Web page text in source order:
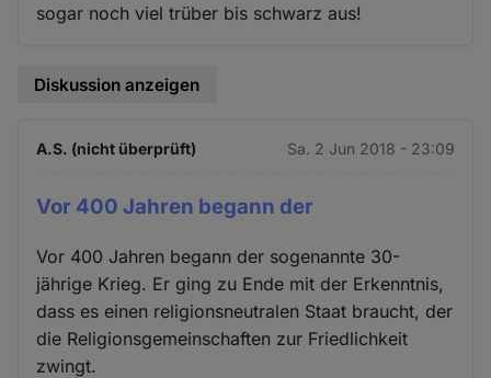
sogar noch viel trüber bis schwarz aus!
Diskussion anzeigen
A.S. (nicht überprüft) Sa. 2 Jun 2018 - 23:09
Vor 400 Jahren begann der
Vor 400 Jahren begann der sogenannte 30-
jährige Krieg. Er ging zu Ende mit der Erkenntnis,
dass es einen religionsneutralen Staat braucht, der
die Religionsgemeinschaften zur Friedlichkeit
zwingt.